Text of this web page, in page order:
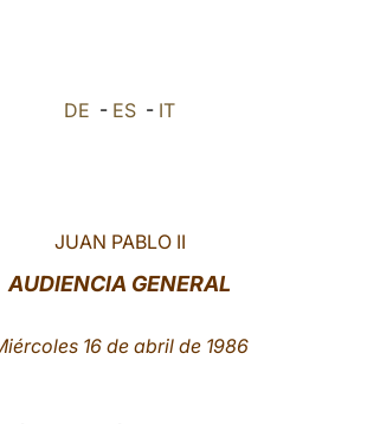
DE - ES - IT
JUAN PABLO II
AUDIENCIA GENERAL
16 de abril de 1986